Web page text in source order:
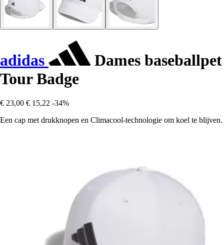
adidas
Dames baseballpet
Tour Badge
€ 23,00 € 15,22 -34%
Een cap met drukknopen en Climacool-technologie om koel te blijven.